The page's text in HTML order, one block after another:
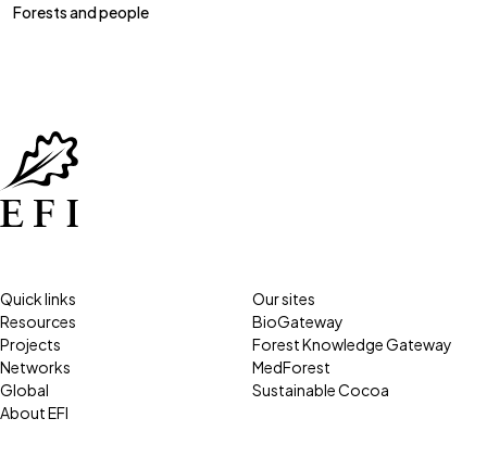
Forests and people
Quick links
Resources
Projects
Networks
Global
About EFI
Our sites
BioGateway
Forest Knowledge Gateway
MedForest
Sustainable Cocoa